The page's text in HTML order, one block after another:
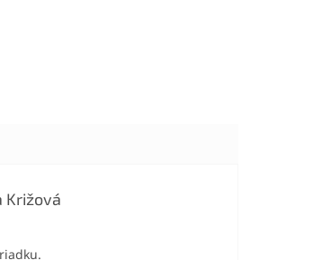
Križová
obchodu je 5 z 5 hviezdičiek.